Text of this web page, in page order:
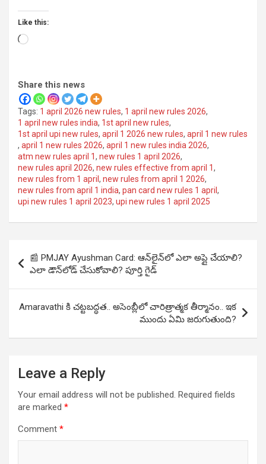
Like this:
Loading…
Share this news
Tags: 1 april 2026 new rules, 1 april new rules 2026,
1 april new rules india, 1st april new rules,
1st april upi new rules, april 1 2026 new rules, april 1 new rules
, april 1 new rules 2026, april 1 new rules india 2026,
atm new rules april 1, new rules 1 april 2026,
new rules april 2026, new rules effective from april 1,
new rules from 1 april , new rules from april 1 2026,
new rules from april 1 india, pan card new rules 1 april ,
upi new rules 1 april 2023, upi new rules 1 april 2025
navigation
📰 PMJAY Ayushman Card: ఆన్‌లైన్‌లో ఎలా అప్లై చేయాలి?
ఎలా డౌన్‌లోడ్ చేసుకోవాలి? పూర్తి గైడ్
Amaravathi కి చట్టబద్ధత.. అసెంబ్లీలో చారిత్రాత్మక తీర్మానం.. ఇక
ముందు ఏమి జరుగుతుంది?
Leave a Reply
Your email address will not be published. Required fields
are marked *
Comment *